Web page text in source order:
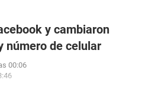
y cambiaron
número de celular
00:06